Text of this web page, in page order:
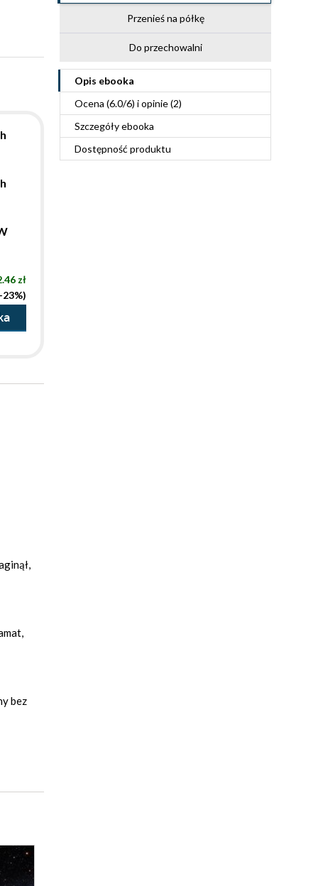
Przenieś na półkę
Do przechowalni
Opis ebooka
Ocena (6.0/6) i opinie (2)
Szczegółyebooka
Dostępność produktu
zł
23%)
bez